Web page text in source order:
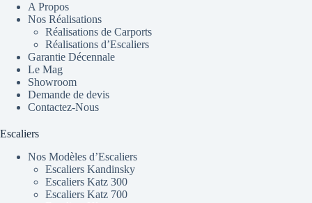
A Propos
Nos Réalisations
Réalisations de Carports
Réalisations d’Escaliers
Garantie Décennale
Le Mag
Showroom
Demande de devis
Contactez-Nous
Escaliers
Nos Modèles d’Escaliers
Escaliers Kandinsky
Escaliers Katz 300
Escaliers Katz 700